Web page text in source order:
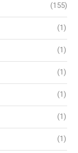
(155)
(1)
(1)
(1)
(1)
(1)
(1)